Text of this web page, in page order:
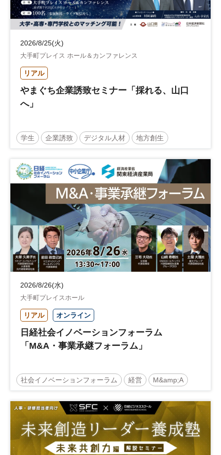
2026/8/25(火)
大手町プレイス ホール＆カンファレンス
リアル
やまぐち企業誘致セミナー「採れる、山口
へ」
学生 企業誘致 デジタル人材 地方創生
地域活性化 自治体
2026/8/26(水)
大手町プレイスホール
リアル オンライン
日経社会イノベーションフォーラム
「M&A・事業承継フォーラム」
社会イノベーションフォーラム 経営 M&amp;A
事業承継 中堅中小企業
日経社会イノベーションフォーラム 参加無料